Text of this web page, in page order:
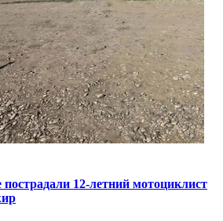
12-летний мотоциклист